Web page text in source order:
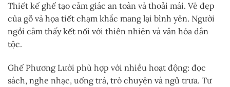
Thiết kế ghế tạo cảm giác an toàn và thoải mái. Vẻ đẹp
của gỗ và họa tiết chạm khắc mang lại bình yên. Người
ngồi cảm thấy kết nối với thiên nhiên và văn hóa dân
tộc.
Ghế Phương Lười phù hợp với nhiều hoạt động: đọc
sách, nghe nhạc, uống trà, trò chuyện và ngủ trưa. Tư